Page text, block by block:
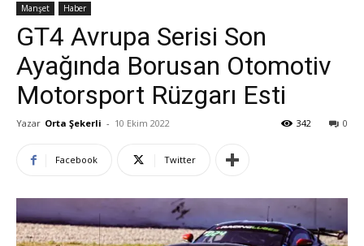
Manşet Haber
GT4 Avrupa Serisi Son
Ayağında Borusan Otomotiv
Motorsport Rüzgarı Esti
Yazar Orta Şekerli - 10 Ekim 2022 0
342
Facebook Twitter